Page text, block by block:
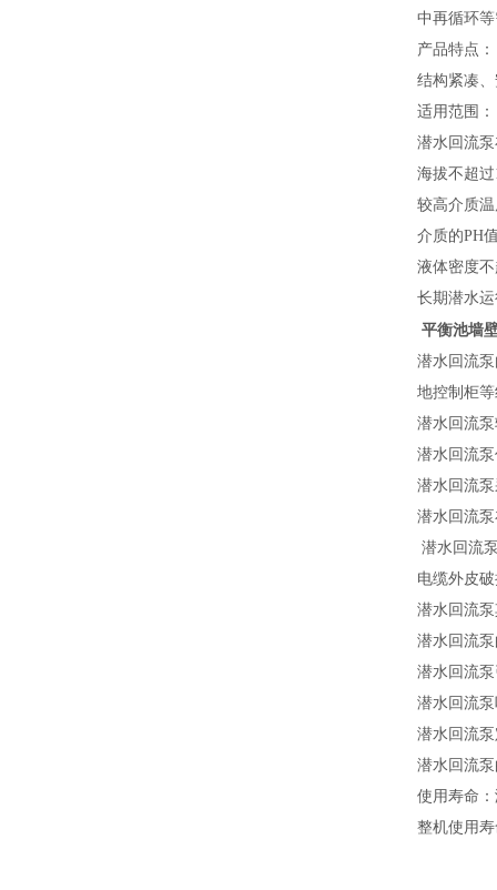
中再循环
产品特点 ：
结构紧凑
适用范围 ：
潜水回流
海拔不超过
较高介质
介质的PH
液体密度
长期潜水
平衡池墙
潜水回流
地控制柜
潜水回流
潜水回流
潜水回流
潜水回流
潜水回流
电缆外皮
潜水回流
潜水回流
潜水回流
潜水回流
潜水回流
潜水回流
使用寿命 ：
整机使用